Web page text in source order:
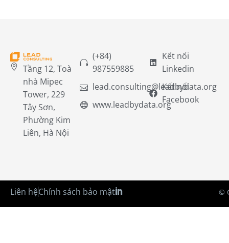
Tầng 12, Toà
nhà Mipec
Tower, 229
Tây Sơn,
Phường Kim
Liên, Hà Nội
(+84)
987559885
lead.consulting@leadbydata.org
www.leadbydata.org
Kết nối
Linkedin
Kết nối
Facebook
©
Liên hệChính sách bảo mật